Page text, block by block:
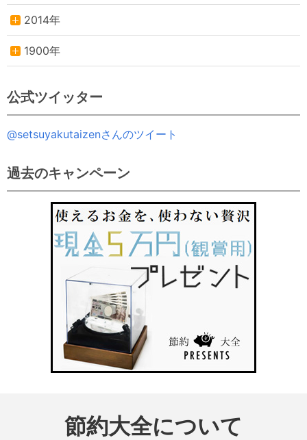
2014年
1900年
公式ツイッター
@setsuyakutaizenさんのツイート
過去のキャンペーン
節約大全について